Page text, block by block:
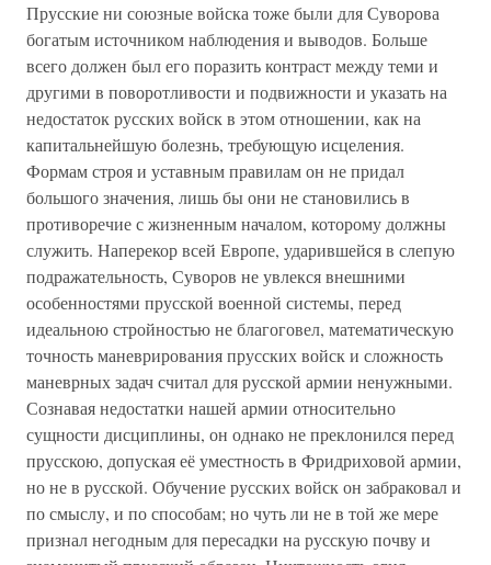
Прусские ни союзные войска тоже были для Суворова
богатым источником наблюдения и выводов. Больше
всего должен был его поразить контраст между теми и
другими в поворотливости и подвижности и указать на
недостаток русских войск в этом отношении, как на
капитальнейшую болезнь, требующую исцеления.
Формам строя и уставным правилам он не придал
большого значения, лишь бы они не становились в
противоречие с жизненным началом, которому должны
служить. Наперекор всей Европе, ударившейся в слепую
подражательность, Суворов не увлекся внешними
особенностями прусской военной системы, перед
идеальною стройностью не благоговел, математическую
точность маневрирования прусских войск и сложность
маневрных задач считал для русской армии ненужными.
Сознавая недостатки нашей армии относительно
сущности дисциплины, он однако не преклонился перед
прусскою, допуская её уместность в Фридриховой армии,
но не в русской. Обучение русских войск он забраковал и
по смыслу, и по способам; но чуть ли не в той же мере
признал негодным для пересадки на русскую почву и